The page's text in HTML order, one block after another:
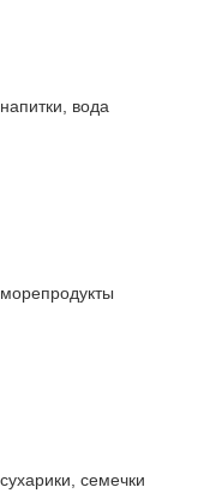
напитки, вода
морепродукты
сухарики, семечки